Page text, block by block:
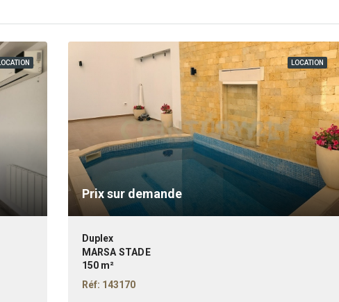
LOCATION LOCATION
Prix sur demande
Duplex
MARSA STADE
150 m²
Réf: 143170